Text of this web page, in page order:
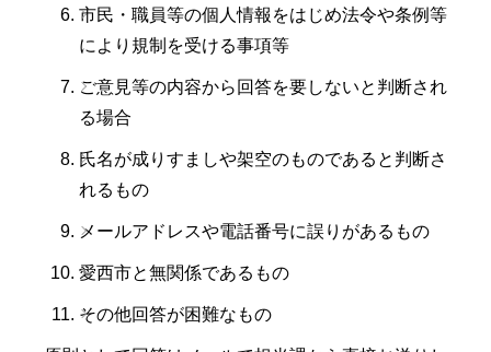
市民・職員等の個人情報をはじめ法令や条例等
により規制を受ける事項等
ご意見等の内容から回答を要しないと判断され
る場合
氏名が成りすましや架空のものであると判断さ
れるもの
メールアドレスや電話番号に誤りがあるもの
愛西市と無関係であるもの
その他回答が困難なもの